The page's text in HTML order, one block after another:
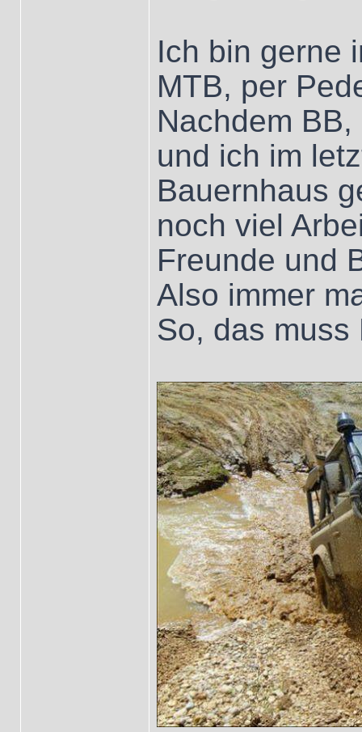
Ich bin gerne
MTB, per
Nachdem
und ich im
Bauernhaus
noch viel
Freunde und
Also immer
So, das